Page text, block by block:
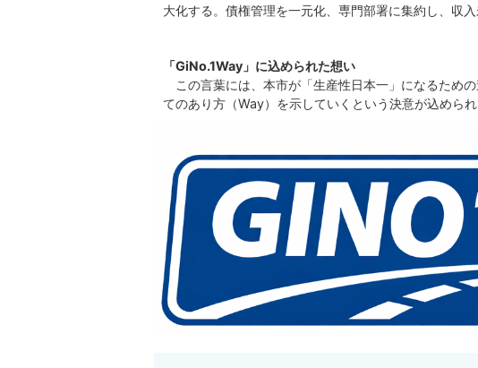
大化する。債権管理を一元化、専門部署に集約し、収入
「GiNo.1Way」に込められた想い
この言葉には、本市が「生産性日本一」になるため
てのあり方（Way）を示していくという決意が込められ